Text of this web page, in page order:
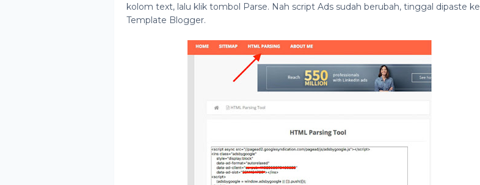
kolom text, lalu klik tombol Parse. Nah script Ads sudah berubah, tinggal dipaste ke
Template Blogger.